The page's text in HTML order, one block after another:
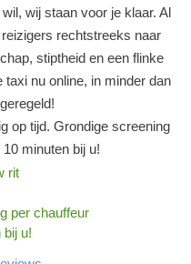
wij staan voor je klaar. Al
rechtstreeks naar
stiptheid en een flinke
nu online, in minder dan
op tijd. Grondige screening
minuten bij u!
rit
per chauffeur
bij u!